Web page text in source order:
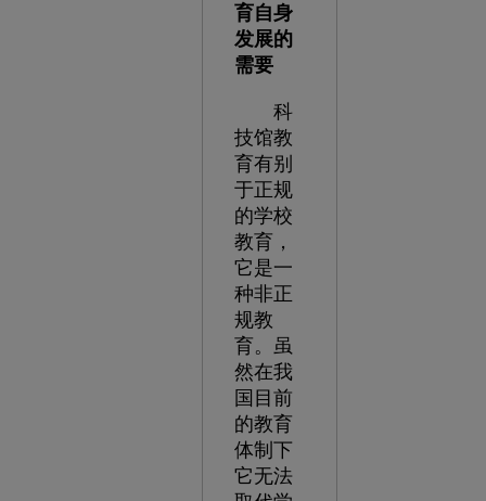
育自身
发展的
需要
科
技馆教
育有别
于正规
的学校
教育，
它是一
种非正
规教
育。虽
然在我
国目前
的教育
体制下
它无法